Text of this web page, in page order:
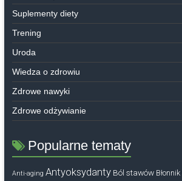
Suplementy diety
Trening
Uroda
Wiedza o zdrowiu
Zdrowe nawyki
Zdrowe odżywianie
Popularne tematy
Anti-aging Antyoksydanty Ból stawów Błonnik